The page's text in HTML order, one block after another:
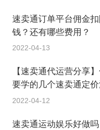
速卖通订单平台佣金
钱？还有哪些费用？
2022-04-13
【速卖通代运营分享
要学的几个速卖通定价
2022-04-12
速卖通运动娱乐好做